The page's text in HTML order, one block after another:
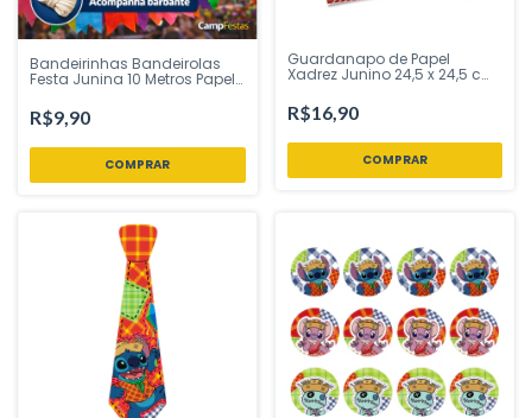
Bandeirinhas Bandeirolas
Festa Junina 10 Metros Papel
sua Festa
R$9,90
Guardanapo de Papel
Xadrez Junino 24,5 x 24,5 cm
Inspire Sua Festa Loja
R$16,90